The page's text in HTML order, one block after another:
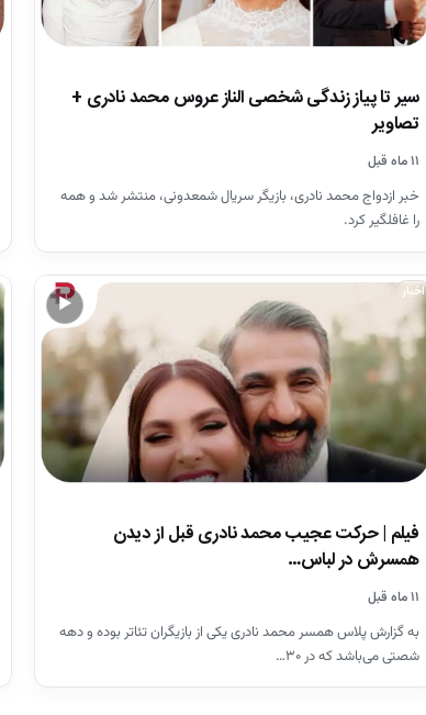
سیر تا پیاز زندگی شخصی الناز عروس محمد نادری +
تصاویر
۱۱ ماه قبل
خبر ازدواج محمد نادری، بازیگر سریال شمعدونی، منتشر شد و همه
را غافلگیر کرد.
▶
اخبار
فیلم | حرکت عجیب محمد نادری قبل از دیدن
همسرش در لباس…
۱۱ ماه قبل
به گزارش پلاس همسر محمد نادری یکی از بازیگران تئاتر بوده و دهه
شصتی می‌باشد که در ۳۰…